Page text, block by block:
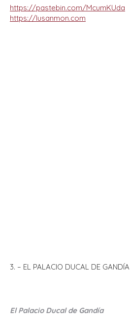
https://pastebin.com/McumKUda
https://lusanmon.com
3. – EL PALACIO DUCAL DE GANDÍA
El Palacio Ducal de Gandía